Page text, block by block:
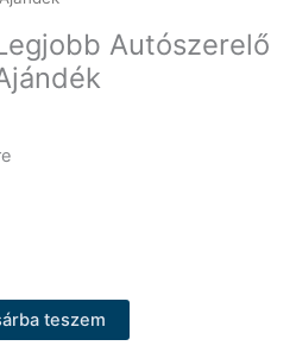
Autószerelő
teszem